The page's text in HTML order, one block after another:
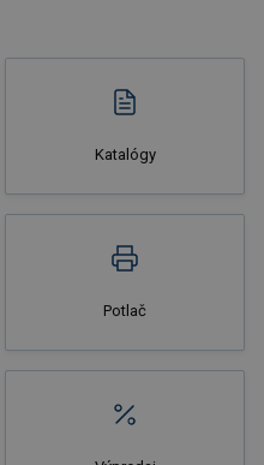
Katalógy
Potlač